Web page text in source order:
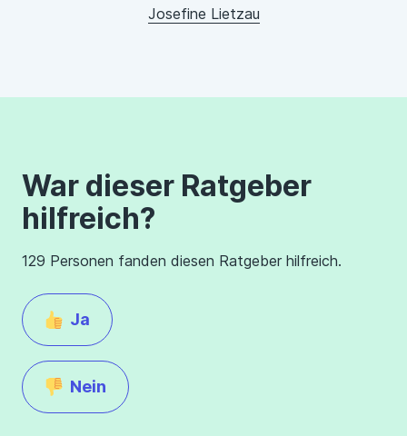
Josefine Lietzau
War dieser Ratgeber
hilfreich?
129 Personen fanden diesen Ratgeber hilfreich.
Ja
Nein